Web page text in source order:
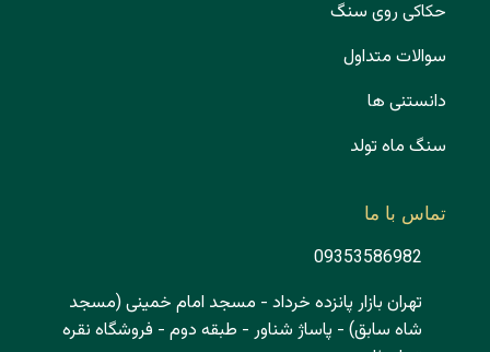
حکاکی روی سنگ
سوالات متداول
دانستنی ها
سنگ ماه تولد
تماس با ما
09353586982
تهران بازار پانزده خرداد - مسجد امام خمینی (مسجد
شاه سابق) - پاساژ شناور - طبقه دوم - فروشگاه نقره